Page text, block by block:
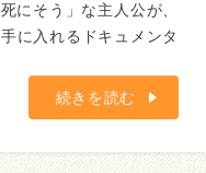
にそう」な主人公が、
に入れるドキュメンタ
続きを読む